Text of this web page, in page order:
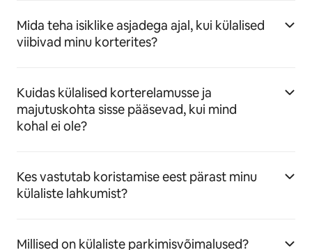
Mida teha isiklike asjadega ajal, kui külalised
viibivad minu korterites?
Kuidas külalised korterelamusse ja
majutuskohta sisse pääsevad, kui mind
kohal ei ole?
Kes vastutab koristamise eest pärast minu
külaliste lahkumist?
Millised on külaliste parkimisvõimalused?